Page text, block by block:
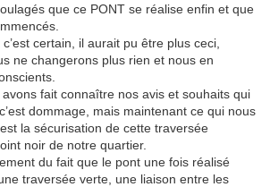
que ce PONT se réalise enfin et que
certain, il aurait pu être plus ceci,
ne changerons plus rien et nous en
fait connaître nos avis et souhaits qui
dommage, mais maintenant ce qui nous
la sécurisation de cette traversée
noir de notre quartier.
du fait que le pont une fois réalisé
traversée verte, une liaison entre les